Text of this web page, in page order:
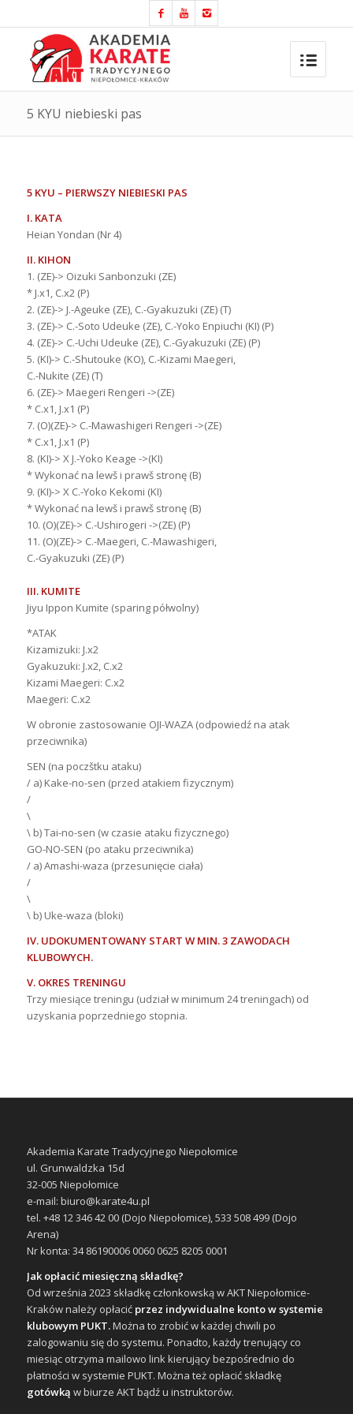
5 KYU niebieski pas
5 KYU – PIERWSZY NIEBIESKI PAS
I. KATA
Heian Yondan (Nr 4)
II. KIHON
1. (ZE)-> Oizuki Sanbonzuki (ZE)
* J.x1, C.x2 (P)
2. (ZE)-> J.-Ageuke (ZE), C.-Gyakuzuki (ZE) (T)
3. (ZE)-> C.-Soto Udeuke (ZE), C.-Yoko Enpiuchi (KI) (P)
4. (ZE)-> C.-Uchi Udeuke (ZE), C.-Gyakuzuki (ZE) (P)
5. (KI)-> C.-Shutouke (KO), C.-Kizami Maegeri,
C.-Nukite (ZE) (T)
6. (ZE)-> Maegeri Rengeri ->(ZE)
* C.x1, J.x1 (P)
7. (O)(ZE)-> C.-Mawashigeri Rengeri ->(ZE)
* C.x1, J.x1 (P)
8. (KI)-> X J.-Yoko Keage ->(KI)
* Wykonać na lewš i prawš stronę (B)
9. (KI)-> X C.-Yoko Kekomi (KI)
* Wykonać na lewš i prawš stronę (B)
10. (O)(ZE)-> C.-Ushirogeri ->(ZE) (P)
11. (O)(ZE)-> C.-Maegeri, C.-Mawashigeri,
C.-Gyakuzuki (ZE) (P)
III. KUMITE
Jiyu Ippon Kumite (sparing półwolny)
*ATAK
Kizamizuki: J.x2
Gyakuzuki: J.x2, C.x2
Kizami Maegeri: C.x2
Maegeri: C.x2
W obronie zastosowanie OJI-WAZA (odpowiedź na atak
przeciwnika)
SEN (na poczštku ataku)
/ a) Kake-no-sen (przed atakiem fizycznym)
/
\
\ b) Tai-no-sen (w czasie ataku fizycznego)
GO-NO-SEN (po ataku przeciwnika)
/ a) Amashi-waza (przesunięcie ciała)
/
\
\ b) Uke-waza (bloki)
IV. UDOKUMENTOWANY START W MIN. 3 ZAWODACH
KLUBOWYCH.
V. OKRES TRENINGU
Trzy miesiące treningu (udział w minimum 24 treningach) od
uzyskania poprzedniego stopnia.
Akademia Karate Tradycyjnego Niepołomice
ul. Grunwaldzka 15d
32-005 Niepołomice
e-mail: biuro@karate4u.pl
tel. +48 12 346 42 00 (Dojo Niepołomice), 533 508 499 (Dojo
Arena)
Nr konta: 34 86190006 0060 0625 8205 0001
Jak opłacić miesięczną składkę?
Od września 2023 składkę członkowską w AKT Niepołomice-
Kraków należy opłacić przez indywidualne konto w systemie
klubowym PUKT.Można to zrobić w każdej chwili po
zalogowaniu się do systemu. Ponadto, każdy trenujący co
miesiąc otrzyma mailowo link kierujący bezpośrednio do
płatności w systemie PUKT. Można też opłacić składkę
gotówką w biurze AKT bądź u instruktorów.